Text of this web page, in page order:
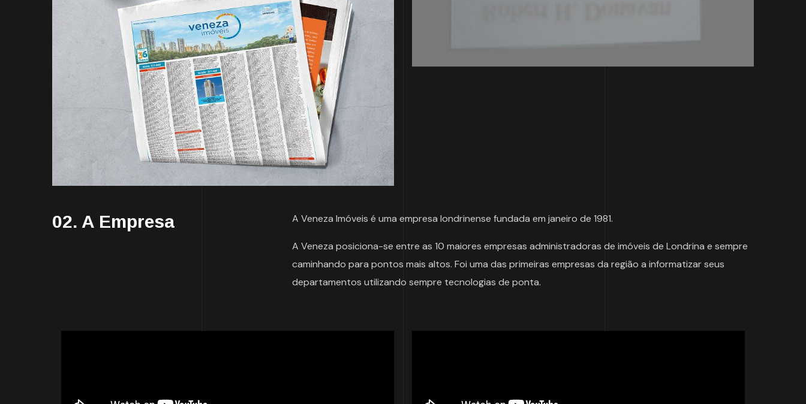
02. A Empresa A Veneza Imóveis é uma empresa londrinense fundada em janeiro de 1981.
A Veneza posiciona-se entre as 10 maiores empresas administradoras de imóveis de Londrina e sempre
caminhando para pontos mais altos. Foi uma das primeiras empresas da região a informatizar seus
departamentos utilizando sempre tecnologias de ponta.